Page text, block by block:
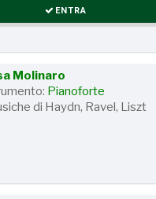
ENTRA
Molinaro
Pianoforte
di Haydn, Ravel, Liszt